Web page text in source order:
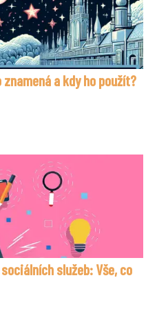
znamená a kdy ho použít?
služeb: Vše, co